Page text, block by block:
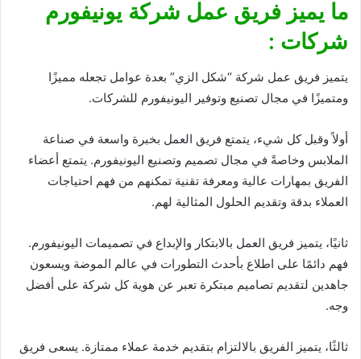
ما يميز فريق عمل شركة يونيفورم
شركات :
يتميز فريق عمل شركة “شكل الزي” بعدة عوامل تجعله مميزًا
ومتميزًا في مجال تصنيع وتوفير اليونيفورم للشركات.
أولاً وقبل كل شيء، يتمتع فريق العمل بخبرة واسعة في صناعة
الملابس وخاصةً في مجال تصميم وتصنيع اليونيفورم. يتمتع أعضاء
الفريق بمهارات عالية ومعرفة تقنية تمكنهم من فهم احتياجات
العملاء بدقة وتقديم الحلول المثالية لهم.
ثانيًا، يتميز فريق العمل بالابتكار والإبداع في تصميمات اليونيفورم.
فهم دائمًا على اطلاع بأحدث التطورات في عالم الموضة ويسعون
جاهدين لتقديم تصاميم مبتكرة تعبر عن هوية كل شركة على أفضل
وجه.
ثالثًا، يتميز الفريق بالالتزام بتقديم خدمة عملاء ممتازة. يسعى فريق